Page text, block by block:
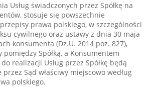
Usług świadczonych przez Spółkę na
stosuje się powszechnie
prawa polskiego, w szczególności
cywilnego oraz ustawy z dnia 30 maja
konsumenta (Dz.U. 2014 poz. 827),
pomiędzy Spółką, a Konsumentem
realizacji Usług przez Spółkę będą
Sąd właściwy miejscowo według
polskiego.